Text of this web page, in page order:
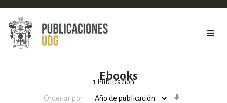
Ebooks
1 Publicación
Ordenar por